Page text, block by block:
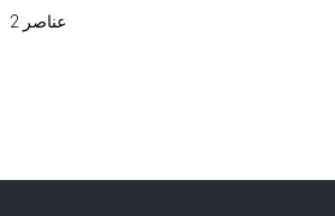
2 عناصر